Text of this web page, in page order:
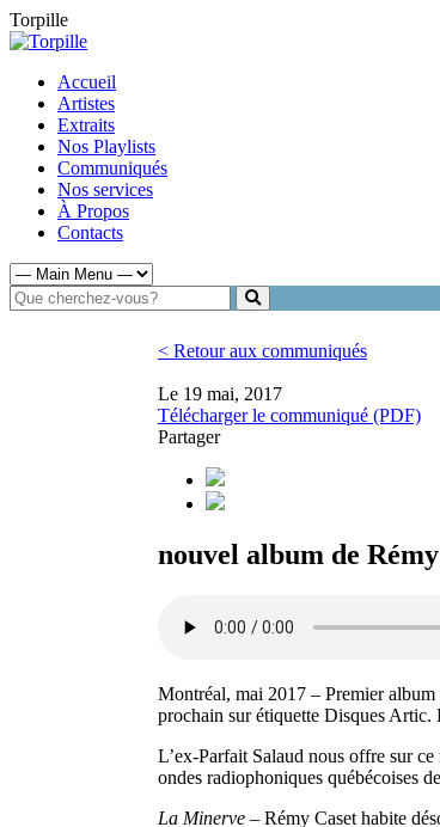
Torpille
Accueil
Artistes
Extraits
Nos Playlists
Communiqués
Nos services
À Propos
Contacts
< Retour aux communiqués
Le 19 mai, 2017
Télécharger le communiqué (PDF)
Partager
nouvel album de
Montréal, mai 2017 – Premier album
prochain sur étiquette Disques Artic.
L’ex-Parfait Salaud nous offre sur
ondes radiophoniques québécoises
La Minerve – Rémy Caset habite